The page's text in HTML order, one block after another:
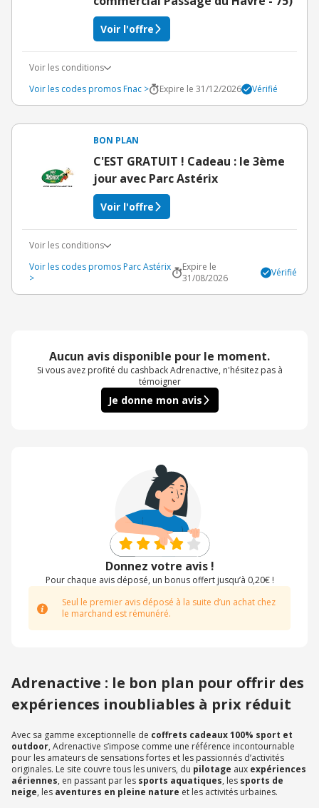
Voir l'offre
Voir les conditions
Voir les codes promos Fnac >
Expire le 31/12/2026 Vérifié
BON PLAN
C'EST GRATUIT ! Cadeau : le 3ème
jour avec Parc Astérix
Voir l'offre
Voir les conditions
Voir les codes promos Parc Astérix
>
Expire le
31/08/2026
Vérifié
Aucun avis disponible pour le moment.
Si vous avez profité du cashback Adrenactive, n'hésitez pas à
témoigner
Je donne mon avis
Donnez votre avis !
Pour chaque avis déposé, un bonus offert jusqu’à 0,20€ !
Seul le premier avis déposé à la suite d’un achat chez
le marchand est rémunéré.
Adrenactive : le bon plan pour offrir des
expériences inoubliables à prix réduit
Avec sa gamme exceptionnelle de coffrets cadeaux 100% sport et
outdoor, Adrenactive s’impose comme une référence incontournable
pour les amateurs de sensations fortes et les passionnés d’activités
originales. Le site couvre tous les univers, du pilotage aux expériences
aériennes, en passant par les sports aquatiques, les sports de
neige, les aventures en pleine nature et les activités urbaines.